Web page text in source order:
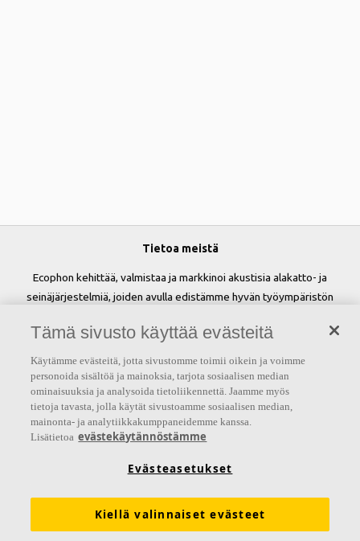
Tietoa meistä
Ecophon kehittää, valmistaa ja markkinoi akustisia alakatto- ja
seinäjärjestelmiä, joiden avulla edistämme hyvän työympäristön
Lupauksemme 'A sound effect on people' on perusta kaikelle
tekemisellemme.
Seuraa meitä
Linkit
Akustiikkaratkaisut Tuotemääritykset
Tämä sivusto käyttää evästeitä
Käytämme evästeitä, jotta sivustomme toimii oikein ja voimme
personoida sisältöä ja mainoksia, tarjota sosiaalisen median
ominaisuuksia ja analysoida tietoliikennettä. Jaamme myös
tietoja tavasta, jolla käytät sivustoamme sosiaalisen median,
mainonta- ja analytiikkakumppaneidemme kanssa.
Lisätietoa evästekäytännöstämme
Evästeasetukset
Kiellä valinnaiset evästeet